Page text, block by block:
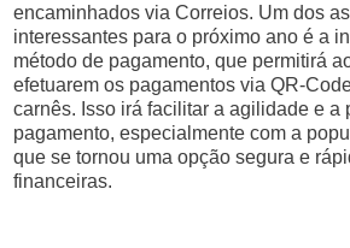
encaminhados via Correios. Um dos
interessantes para o próximo ano é a
método de pagamento, que permitirá
efetuarem os pagamentos via QR-
carnês. Isso irá facilitar a agilidade e a
pagamento, especialmente com a
que se tornou uma opção segura e
financeiras.